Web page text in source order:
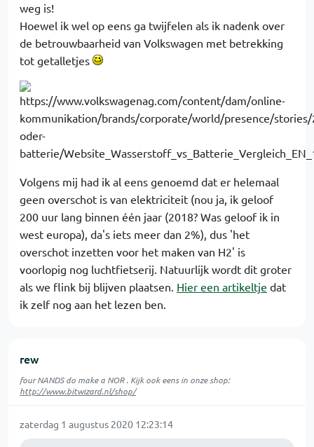
weg is!
Hoewel ik wel op eens ga twijfelen als ik nadenk over
de betrouwbaarheid van Volkswagen met betrekking
tot getalletjes
Volgens mij had ik al eens genoemd dat er helemaal
geen overschot is van elektriciteit (nou ja, ik geloof
200 uur lang binnen één jaar (2018? Was geloof ik in
west europa), da's iets meer dan 2%), dus 'het
overschot inzetten voor het maken van H2' is
voorlopig nog luchtfietserij. Natuurlijk wordt dit groter
als we flink bij blijven plaatsen. Hier een artikeltje dat
ik zelf nog aan het lezen ben.
rew
four NANDS do make a NOR . Kijk ook eens in onze shop:
http://www.bitwizard.nl/shop/
zaterdag 1 augustus 2020 12:23:14